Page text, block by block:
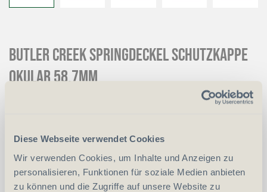
Diese Webseite verwendet Cookies
Wir verwenden Cookies, um Inhalte und Anzeigen zu
personalisieren, Funktionen für soziale Medien anbieten
zu können und die Zugriffe auf unsere Website zu
BUTLER CREEK Springdeckel Schutzkappe
Okular 58.7mm
Anzahl Stück - +